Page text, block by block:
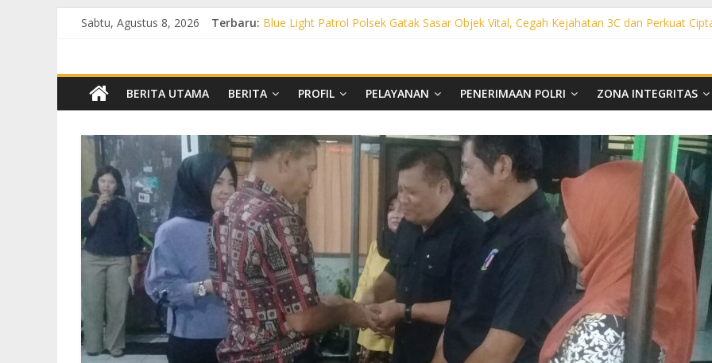
Sabtu, Agustus 8, 2026 Terbaru: Blue Light Patrol Polsek Gatak Sasar Objek Vital, Cegah Kejahatan 3C dan Perkuat
Patroli Blue Light Polsek Nguter Sasar Perbankan hingga Permukiman, Antisipasi 3C
Blue Light Patrol Polsek Tawangsari Sisir Belasan Desa, Cegah Kejahatan 3C dan
BERITA UTAMA BERITA PROFIL PELAYANAN PENERIMAAN POLRI ZONA INTEGRITAS